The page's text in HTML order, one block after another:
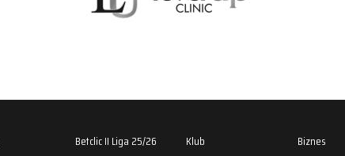
Betclic II Liga 25/26
Klub
Biznes